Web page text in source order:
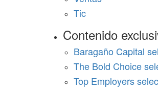
Tic
Contenido
Baragaño Capital
The Bold Choice
Top Employers